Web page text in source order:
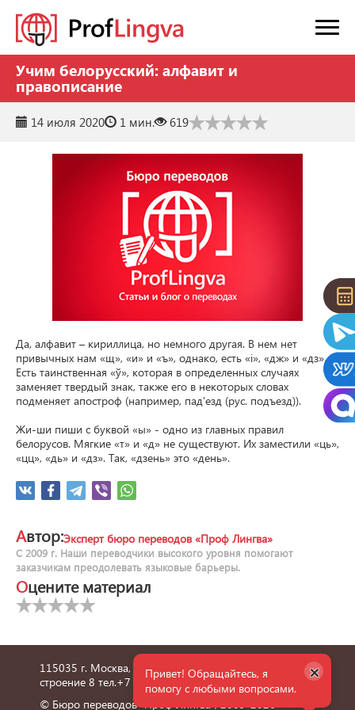
Учим белорусский: алфавит и
правописание
14 июля 2020 1 мин. 619
Да, алфавит – кириллица, но немного другая. В нем нет
привычных нам «щ», «и» и «ъ», однако, есть «i», «дж» и «дз».
Есть таинственная «ў», которая в определенных случаях
заменяет твердый знак, также его в некоторых словах
подменяет апостроф (например, пад'езд (рус. подъезд)).
Жи-ши пиши с буквой «ы» - одно из главных правил
белорусов. Мягкие «т» и «д» не существуют. Их заместили «ць»,
«цц», «дь» и «дз». Так, «дзень» это «день».
Автор:Эксперт бюро переводов «Проф Лингва»
С 2009 г. Наши переводчики высокого уровня помогают
заказчикам преодолевать языковые барьеры.
Оцените материал
115035 г. Москва, улица Пятницкая, дом 6/1,
строение 8 тел.+7 495 660 36 24
© Бюро переводов "Проф Лингва", 2009-2026
Привет! Обращайтесь, я
помогу с любыми вопросами.
×